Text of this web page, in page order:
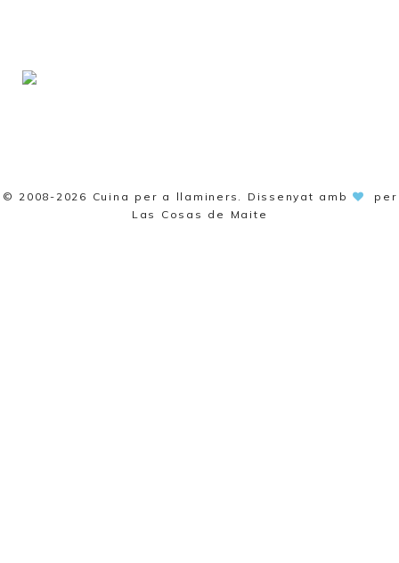
© 2008-2026 Cuina per a llaminers . Dissenyat amb
per
Las Cosas de Maite